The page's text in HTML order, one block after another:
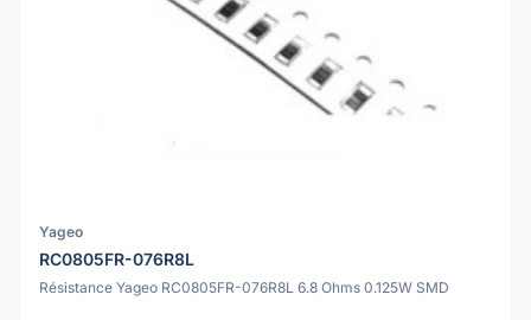
Yageo
RC0805FR-076R8L
Résistance Yageo RC0805FR-076R8L 6.8 Ohms 0.125W SMD